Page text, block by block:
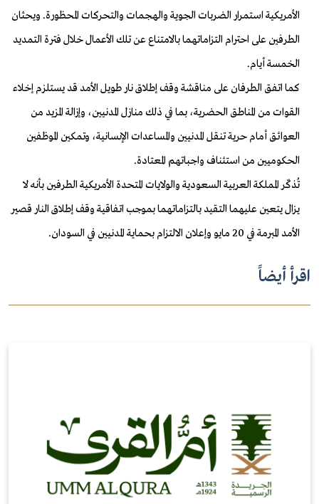
الأمريكية استمرار الضربات الجوية والهجمات والتحركات المحظورة. ويحثان
الطرفين على احترام التزاماتهما بالامتناع عن تلك الأعمال خلال فترة التمديد
الخمسة أيام.
‎كما اتفق الطرفان على مناقشة وقف إطلاق نار طويل الأمد قد يستلزم إخلاء
القوات من المناطق الحضرية، بما في ذلك منازل المدنيين، وإزالة المزيد من
العوائق أمام حرية تنقل المدنيين والمساعدات الإنسانية، وتمكين الموظفين
الحكوميين من استئناف واجباتهم المعتادة.
‎تُذكّر المملكة العربية السعودية والولايات المتحدة الأمريكية الطرفين بأنه لا
يزال يتعين عليهما التقيد بالتزاماتهما بموجب اتفاقية وقف إطلاق النار قصير
الأمد المبرمة في 20 مايو وإعلان الالتزام بحماية المدنيين في السودان.
اقرأ أيضاً